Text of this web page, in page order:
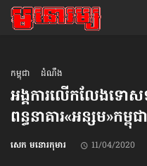
កម្ពុជា ដំណឹង
អង្គការ​លើកលែង​ទោស​
ពន្ធនាគារ​«អន្សម»​កម្ពុជា
សេក មនោរកុមារ 11/04/2020